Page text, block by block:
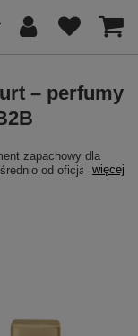
– perfumy
zapachowy dla
od oficjalnego
dla klientki
więcej